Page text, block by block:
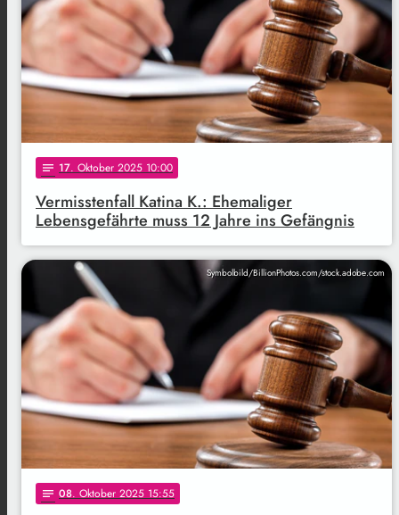
notes 17. Oktober 2025 10:00
Vermisstenfall Katina K.: Ehemaliger
Lebensgefährte muss 12 Jahre ins Gefängnis
Symbolbild/BillionPhotos.com/stock.adobe.com
notes 08. Oktober 2025 15:55